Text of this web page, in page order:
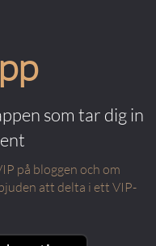
som tar dig in
på bloggen och om
att delta i ett VIP-